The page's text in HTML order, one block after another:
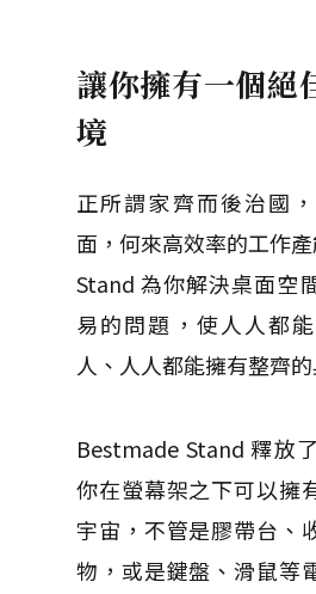
讓你擁有一個絕
境
正所謂家齊而後治國
面，何來高效率的工作
Stand 為你解決桌面空
易的問題，使人人都
人、人人都能擁有整齊的
Bestmade Stand 釋放
你在螢幕架之下可以擁
宇宙，不管是膠帶台、
物，或是鍵盤、滑鼠等